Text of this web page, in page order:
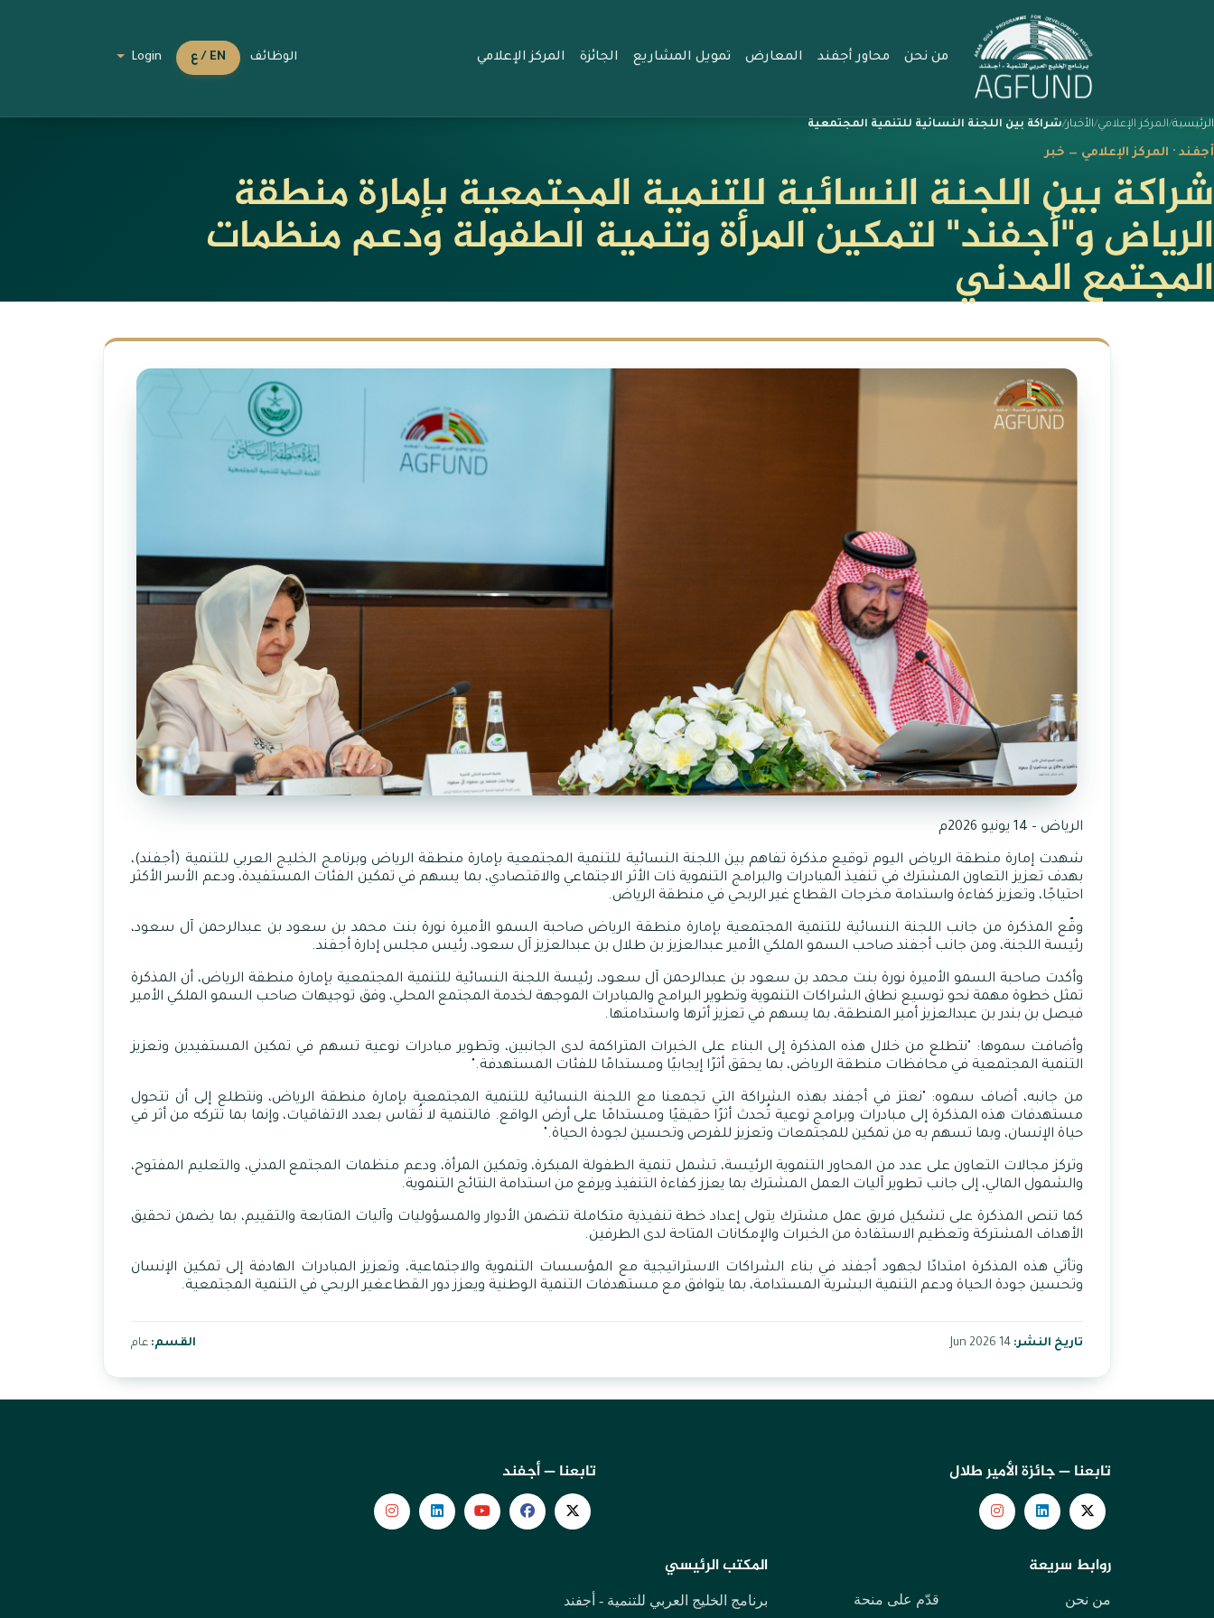
من نحن محاور أجفند المعارض تمويل المشاريع الجائزة المركز الإعلامي الوظائف EN / ع Login
الرئيسية المركز الإعلامي الأخبار شراكة بين اللجنة النسائية للتنمية المجتمعية
أجفند · المركز الإعلامي — خبر
شراكة بين اللجنة النسائية للتنمية المجتمعية بإمارة منطقة
الرياض و"أجفند" لتمكين المرأة وتنمية الطفولة ودعم منظمات
المجتمع المدني
الرياض – 14 يونيو 2026م
شهدت إمارة منطقة الرياض اليوم توقيع مذكرة تفاهم بين اللجنة النسائية للتنمية المجتمعية بإمارة منطقة الرياض وبرنامج الخليج العربي للتنمية (أجفند)،
بهدف تعزيز التعاون المشترك في تنفيذ المبادرات والبرامج التنموية ذات الأثر الاجتماعي والاقتصادي، بما يسهم في تمكين الفئات المستفيدة، ودعم الأسر الأكثر
احتياجًا، وتعزيز كفاءة واستدامة مخرجات القطاع غير الربحي في منطقة الرياض.
وقّع المذكرة من جانب اللجنة النسائية للتنمية المجتمعية بإمارة منطقة الرياض صاحبة السمو الأميرة نورة بنت محمد بن سعود بن عبدالرحمن آل سعود،
رئيسة اللجنة، ومن جانب أجفند صاحب السمو الملكي الأمير عبدالعزيز بن طلال بن عبدالعزيز آل سعود، رئيس مجلس إدارة أجفند.
وأكدت صاحبة السمو الأميرة نورة بنت محمد بن سعود بن عبدالرحمن آل سعود، رئيسة اللجنة النسائية للتنمية المجتمعية بإمارة منطقة الرياض، أن المذكرة
تمثل خطوة مهمة نحو توسيع نطاق الشراكات التنموية وتطوير البرامج والمبادرات الموجهة لخدمة المجتمع المحلي، وفق توجيهات صاحب السمو الملكي الأمير
فيصل بن بندر بن عبدالعزيز أمير المنطقة، بما يسهم في تعزيز أثرها واستدامتها.
وأضافت سموها: "نتطلع من خلال هذه المذكرة إلى البناء على الخبرات المتراكمة لدى الجانبين، وتطوير مبادرات نوعية تسهم في تمكين المستفيدين وتعزيز
التنمية المجتمعية في محافظات منطقة الرياض، بما يحقق أثرًا إيجابيًا ومستدامًا للفئات المستهدفة".
من جانبه، أضاف سموه: "نعتز في أجفند بهذه الشراكة التي تجمعنا مع اللجنة النسائية للتنمية المجتمعية بإمارة منطقة الرياض، ونتطلع إلى أن تتحول
مستهدفات هذه المذكرة إلى مبادرات وبرامج نوعية تُحدث أثرًا حقيقيًا ومستدامًا على أرض الواقع. فالتنمية لا تُقاس بعدد الاتفاقيات، وإنما بما تتركه من أثر في
حياة الإنسان، وبما تسهم به من تمكين للمجتمعات وتعزيز للفرص وتحسين لجودة الحياة".
وتركز مجالات التعاون على عدد من المحاور التنموية الرئيسة، تشمل تنمية الطفولة المبكرة، وتمكين المرأة، ودعم منظمات المجتمع المدني، والتعليم المفتوح،
والشمول المالي، إلى جانب تطوير آليات العمل المشترك بما يعزز كفاءة التنفيذ ويرفع من استدامة النتائج التنموية.
كما تنص المذكرة على تشكيل فريق عمل مشترك يتولى إعداد خطة تنفيذية متكاملة تتضمن الأدوار والمسؤوليات وآليات المتابعة والتقييم، بما يضمن تحقيق
الأهداف المشتركة وتعظيم الاستفادة من الخبرات والإمكانات المتاحة لدى الطرفين.
وتأتي هذه المذكرة امتدادًا لجهود أجفند في بناء الشراكات الاستراتيجية مع المؤسسات التنموية والاجتماعية، وتعزيز المبادرات الهادفة إلى تمكين الإنسان
وتحسين جودة الحياة ودعم التنمية البشرية المستدامة، بما يتوافق مع مستهدفات التنمية الوطنية ويعزز دور القطاعغير الربحي في التنمية المجتمعية.
تاريخ النشر: القسم: عام
تابعنا — جائزة الأمير طلال تابعنا — أجفند
روابط سريعة
من نحن قدّم على منحة
المكتب الرئيسي
برنامج الخليج العربي للتنمية - أجفند